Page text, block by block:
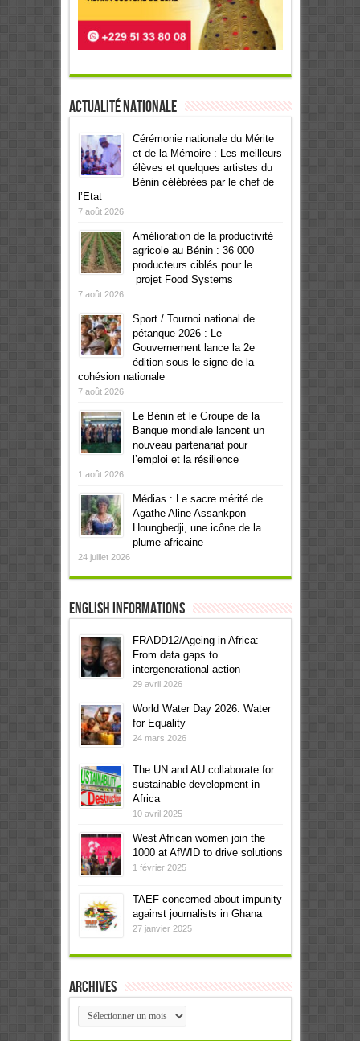
Actualité Nationale
Cérémonie nationale du Mérite
et de la Mémoire : Les meilleurs
élèves et quelques artistes du
Bénin célébrées par le chef de
l’Etat
7 août 2026
Amélioration de la productivité
agricole au Bénin : 36 000
producteurs ciblés pour le
projet Food Systems
7 août 2026
Sport / Tournoi national de
pétanque 2026 : Le
Gouvernement lance la 2e
édition sous le signe de la
cohésion nationale
7 août 2026
Le Bénin et le Groupe de la
Banque mondiale lancent un
nouveau partenariat pour
l’emploi et la résilience
1 août 2026
Médias : Le sacre mérité de
Agathe Aline Assankpon
Houngbedji, une icône de la
plume africaine
24 juillet 2026
English informations
FRADD12/Ageing in Africa:
From data gaps to
intergenerational action
29 avril 2026
World Water Day 2026: Water
for Equality
24 mars 2026
The UN and AU collaborate for
sustainable development in
Africa
10 avril 2025
West African women join the
1000 at AfWID to drive solutions
1 février 2025
TAEF concerned about impunity
against journalists in Ghana
27 janvier 2025
Archives
Archives